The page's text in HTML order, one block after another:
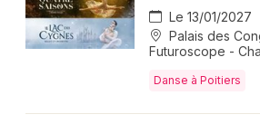
Le 13/01/2027
Palais des
Futuroscope -
Danse à Poitiers